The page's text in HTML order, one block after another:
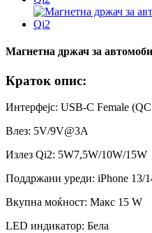
Магнетна држач за
Краток опис:
Интерфејс: USB-C Female
Влез: 5V/9V@3A
Излез Qi2: 5W7,5W/10W/15W
Поддржани уреди: iPhone 13/
Вкупна моќност: Макс 15 W
LED индикатор: Бела